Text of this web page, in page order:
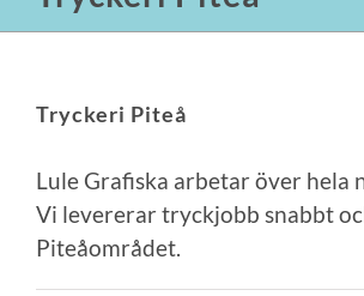
Tryckeri Piteå
Lule Grafiska arbetar över hela
Vi levererar tryckjobb snabbt
Piteåområdet.